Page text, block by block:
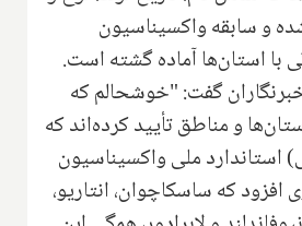
و سابقه واکسیناسیون
با استان‌ها آماده گشته است.
گفت: "خوشحالم که
و مناطق تأیید کرده‌اند که
استاندارد ملی واکسیناسیون
که ساسکاچوان، انتاریو،